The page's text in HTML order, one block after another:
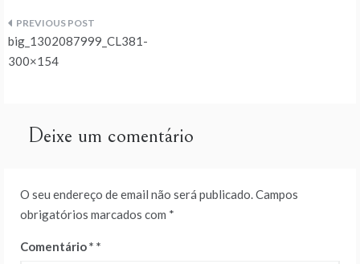
Navegação
de
big_1302087999_CL381-
300×154
Deixe um comentário
O seu endereço de email não será publicado.Campos
obrigatórios marcados com *
Comentário*